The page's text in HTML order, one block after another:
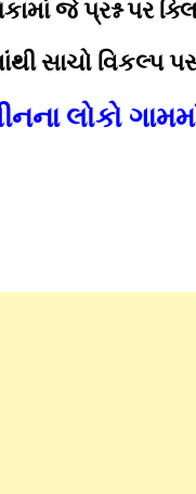
જે પ્રશ્ન પર
સાચો વિકલ્પ
લોકો